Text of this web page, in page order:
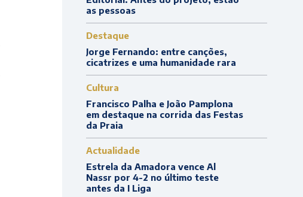
as pessoas
Destaque
Jorge Fernando: entre canções,
cicatrizes e uma humanidade rara
Cultura
Francisco Palha e João Pamplona
em destaque na corrida das Festas
da Praia
Actualidade
Estrela da Amadora vence Al
Nassr por 4-2 no último teste
antes da I Liga